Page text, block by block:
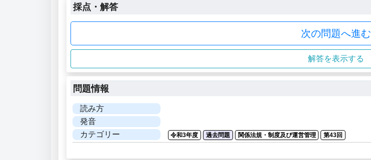
採点・解答
次の問題へ進む
解答を表示する
問題情報
読み方
発音
カテゴリー
令和3年度 過去問題 関係法規・制度及び運営管理 第43回